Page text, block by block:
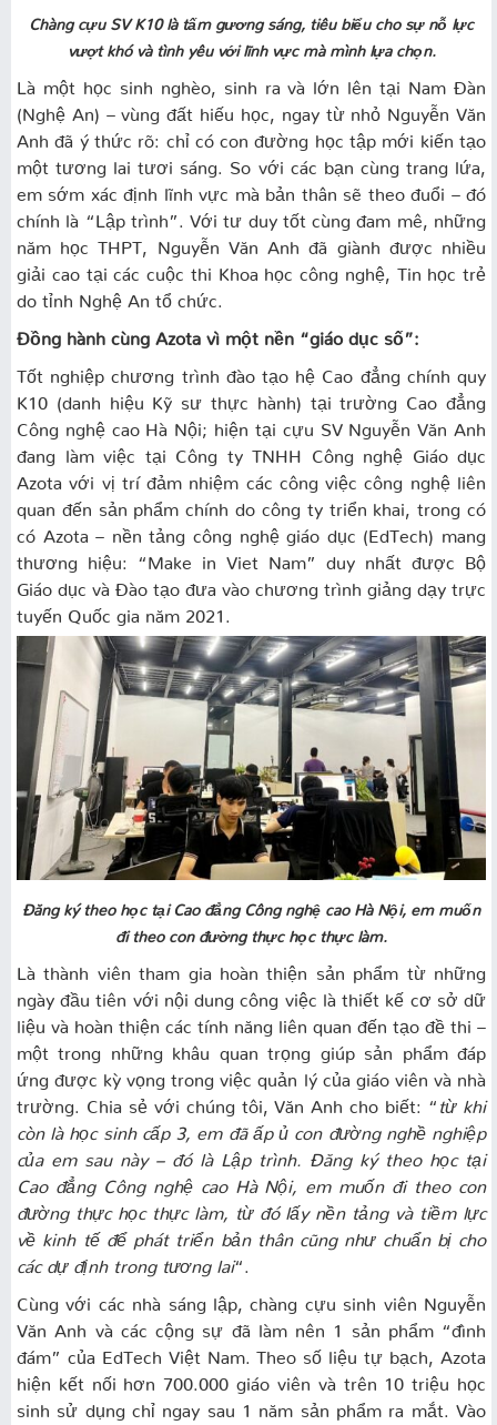
Chàng cựu SV K10 là tấm gương sáng, tiêu biểu cho sự nỗ lực
vượt khó và tình yêu với lĩnh vực mà mình lựa chọn.
Là một học sinh nghèo, sinh ra và lớn lên tại Nam Đàn
(Nghệ An) – vùng đất hiếu học, ngay từ nhỏ Nguyễn Văn
Anh đã ý thức rõ: chỉ có con đường học tập mới kiến tạo
một tương lai tươi sáng. So với các bạn cùng trang lứa,
em sớm xác định lĩnh vực mà bản thân sẽ theo đuổi – đó
chính là “Lập trình”. Với tư duy tốt cùng đam mê, những
năm học THPT, Nguyễn Văn Anh đã giành được nhiều
giải cao tại các cuộc thi Khoa học công nghệ, Tin học trẻ
do tỉnh Nghệ An tổ chức.
Đồng hành cùng Azota vì một nền “giáo dục số”:
Tốt nghiệp chương trình đào tạo hệ Cao đẳng chính quy
K10 (danh hiệu Kỹ sư thực hành) tại trường Cao đẳng
Công nghệ cao Hà Nội; hiện tại cựu SV Nguyễn Văn Anh
đang làm việc tại Công ty TNHH Công nghệ Giáo dục
Azota với vị trí đảm nhiệm các công việc công nghệ liên
quan đến sản phẩm chính do công ty triển khai, trong có
có Azota – nền tảng công nghệ giáo dục (EdTech) mang
thương hiệu: “Make in Viet Nam” duy nhất được Bộ
Giáo dục và Đào tạo đưa vào chương trình giảng dạy trực
tuyến Quốc gia năm 2021.
Đăng ký theo học tại Cao đẳng Công nghệ cao Hà Nội, em muốn
đi theo con đường thực học thực làm.
Là thành viên tham gia hoàn thiện sản phẩm từ những
ngày đầu tiên với nội dung công việc là thiết kế cơ sở dữ
liệu và hoàn thiện các tính năng liên quan đến tạo đề thi –
một trong những khâu quan trọng giúp sản phẩm đáp
ứng được kỳ vọng trong việc quản lý của giáo viên và nhà
trường. Chia sẻ với chúng tôi, Văn Anh cho biết: “ từ khi
còn là học sinh cấp 3, em đã ấp ủ con đường nghề nghiệp
của em sau này – đó là Lập trình. Đăng ký theo học tại
Cao đẳng Công nghệ cao Hà Nội, em muốn đi theo con
đường thực học thực làm, từ đó lấy nền tảng và tiềm lực
về kinh tế để phát triển bản thân cũng như chuẩn bị cho
các dự định trong tương lai“.
Cùng với các nhà sáng lập, chàng cựu sinh viên Nguyễn
Văn Anh và các cộng sự đã làm nên 1 sản phẩm “đình
đám” của EdTech Việt Nam. Theo số liệu tự bạch, Azota
hiện kết nối hơn 700.000 giáo viên và trên 10 triệu học
sinh sử dụng chỉ ngay sau 1 năm sản phẩm ra mắt. Vào